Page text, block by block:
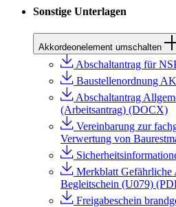
Sonstige Unterlagen
Akkordeonelement umschalten
Abschaltantrag für
Baustellenordnung
Abschaltantrag
(Arbeitsantrag) (DOCX)
Vereinbarung zur
Verwertung von
Merkblatt
Begleitschein (U079)
Freigabeschein